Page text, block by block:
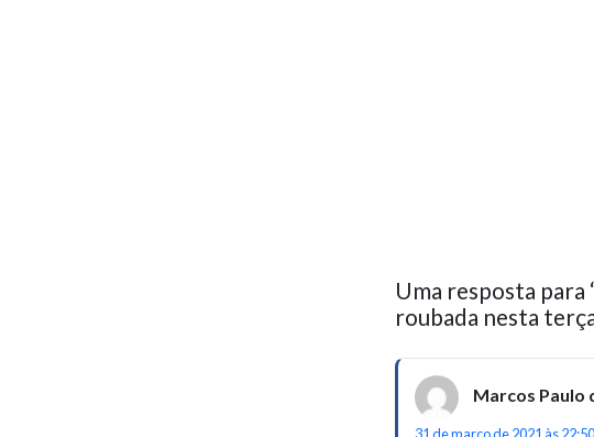
Uma resposta
roubada nesta
Marcos Paulo